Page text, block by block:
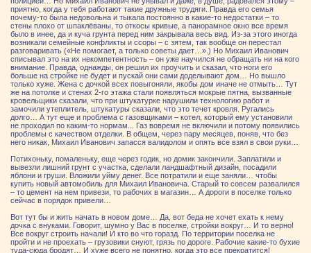
приятно, когда у тебя работают такие дружные трудяги. Правда его семья
почему-то была недовольна и тыкала постоянно в какие-то недостатки – то
стены плохо от шпаклёваны, то откосы кривые, а панорамное окно все время
было в инее, да и куча грунта перед ним закрывала весь вид. Из-за этого иногда
возникали семейные конфликты и ссоры – с зятем, так вообще он перестал
разговаривать («Не помогает, а только советы дает…».) Но Михаил Иванович
списывал это на их некомпетентность – он уже научился не обращать ни на кого
внимание. Правда, однажды, он решил их проучить и сказал, что ноги его
больше на стройке не будет и пускай они сами доделывают дом… Но вышло
только хуже. Жена с дочкой всех повыгоняли, якобы дом иначе не отмыть… Тут
же на потолке и стенах 2-го этажа стали появляться мокрые пятна, вызванные
кровельщики сказали, что при штукатурке нарушили технологию работ и
замочили утеплитель, штукатуры сказали, что это течет кровля. Ругались
долго… А тут еще и проблема с газовщиками – котел, который ему установили
не проходил по каким-то нормам... Газ вовремя не включили и потому появились
проблемы с качеством отделки. В общем, через пару месяцев, поняв, что без
него никак, Михаил Иванович запасся валидолом и опять все взял в свои руки…
Потихоньку, помаленьку, еще через годик, но домик закончили. Заплатили и
вывезли лишний грунт с участка, сделали ландшафтный дизайн, посадили
яблони и груши. Вложили уйму денег. Все потратили и еще заняли… чтобы
купить новый автомобиль для Михаил Ивановича. Старый то совсем развалился
– то цемент на нем привези, то рабочих в магазин… А дороги в поселке только
сейчас в порядок привели…
Вот тут бы и жить начать в новом доме… Да, вот беда не хочет ехать к нему
дочка с внуками. Говорит, шумно у Вас в поселке, стройки вокруг… И то верно!
Все вокруг строить начали! И кто во что горазд. По территории поселка не
пройти и не проехать – грузовики снуют, грязь по дороге. Рабочие какие-то бухие
туда-сюда бродят… И хуже всего не понятно, когда это все прекратится!